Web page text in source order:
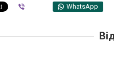
WhatsApp